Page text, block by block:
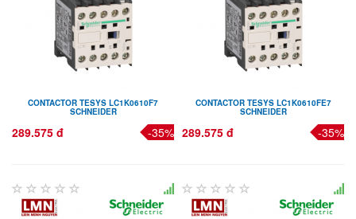
CONTACTOR TESYS LC1K0610F7
SCHNEIDER
289.575 đ -35%
CONTACTOR TESYS LC1K0610FE7
SCHNEIDER
289.575 đ -35%